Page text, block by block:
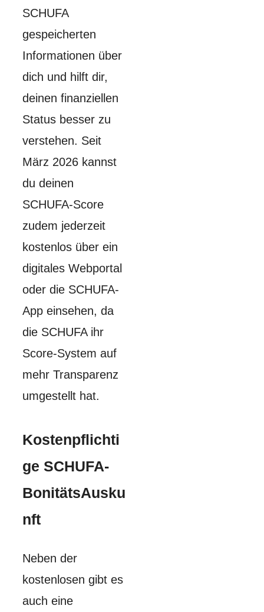
SCHUFA
gespeicherten
Informationen über
dich und hilft dir,
deinen finanziellen
Status besser zu
verstehen. Seit
März 2026 kannst
du deinen
SCHUFA-Score
zudem jederzeit
kostenlos über ein
digitales Webportal
oder die SCHUFA-
App einsehen, da
die SCHUFA ihr
Score-System auf
mehr Transparenz
umgestellt hat.
Kostenpflichti
ge SCHUFA-
BonitätsAusku
nft
Neben der
kostenlosen gibt es
auch eine